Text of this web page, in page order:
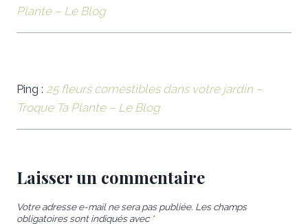
Plante – Le Blog
Ping : 25 fleurs comestibles dans votre jardin –
Troque Ta Plante – Le Blog
Laisser un commentaire
Votre adresse e-mail ne sera pas publiée. Les champs
obligatoires sont indiqués avec *